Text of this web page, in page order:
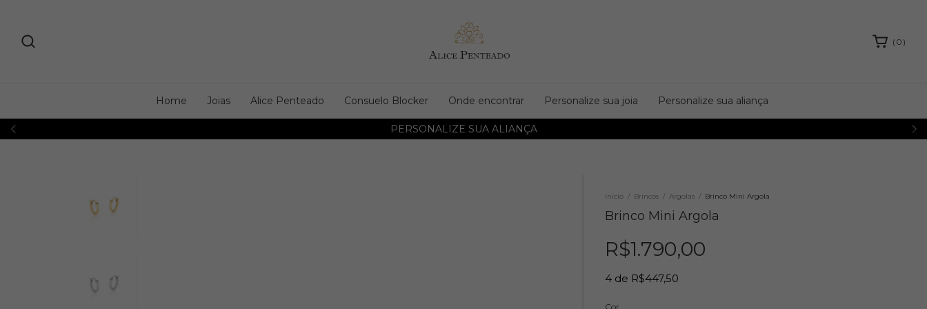
PERSONALIZE SUA ALIANÇA
( 0 )
Home Joias Alice Penteado Consuelo Blocker Onde encontrar Personalize sua joia Personalize sua aliança
Início / Brincos / Argolas / Brinco Mini Argola
Brinco Mini Argola
R$1.790,00
4 de R$447,50
Cor